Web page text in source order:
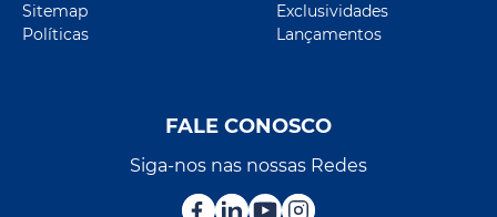
Sitemap
Políticas
Exclusividades
Lançamentos
FALE CONOSCO
Siga-nos nas nossas Redes